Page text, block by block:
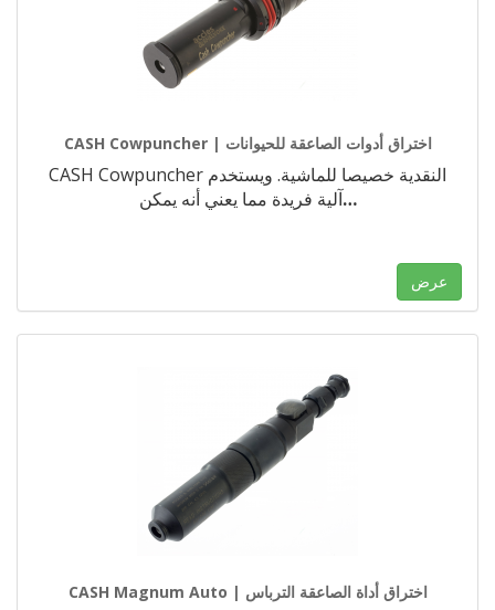
CASH Cowpuncher | اختراق أدوات الصاعقة للحيوانات
CASH Cowpuncher النقدية خصيصا للماشية. ويستخدم
آلية فريدة مما يعني أنه يمكن…
عرض
CASH Magnum Auto | اختراق أداة الصاعقة الترباس